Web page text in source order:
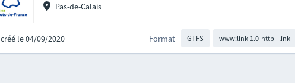
Pas-de-Calais
créé le 04/09/2020 Format GTFS www:link-1.0-http--link